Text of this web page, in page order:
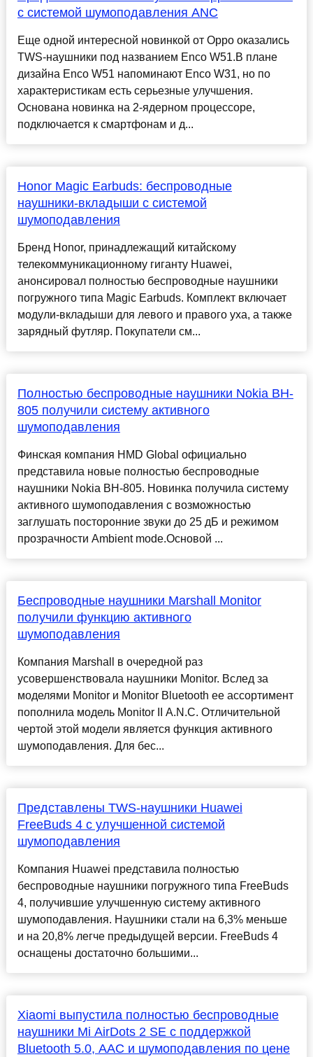
с системой шумоподавления ANC
Еще одной интересной новинкой от Oppo оказались
TWS-наушники под названием Enco W51.В плане
дизайна Enco W51 напоминают Enco W31, но по
характеристикам есть серьезные улучшения.
Основана новинка на 2-ядерном процессоре,
подключается к смартфонам и д...
Honor Magic Earbuds: беспроводные
наушники-вкладыши с системой
шумоподавления
Бренд Honor, принадлежащий китайскому
телекоммуникационному гиганту Huawei,
анонсировал полностью беспроводные наушники
погружного типа Magic Earbuds. Комплект включает
модули-вкладыши для левого и правого уха, а также
зарядный футляр. Покупатели см...
Полностью беспроводные наушники Nokia BH-
805 получили систему активного
шумоподавления
Финская компания HMD Global официально
представила новые полностью беспроводные
наушники Nokia BH-805. Новинка получила систему
активного шумоподавления с возможностью
заглушать посторонние звуки до 25 дБ и режимом
прозрачности Ambient mode.Основой ...
Беспроводные наушники Marshall Monitor
получили функцию активного
шумоподавления
Компания Marshall в очередной раз
усовершенствовала наушники Monitor. Вслед за
моделями Monitor и Monitor Bluetooth ее ассортимент
пополнила модель Monitor II A.N.C. Отличительной
чертой этой модели является функция активного
шумоподавления. Для бес...
Представлены TWS-наушники Huawei
FreeBuds 4 с улучшенной системой
шумоподавления
Компания Huawei представила полностью
беспроводные наушники погружного типа FreeBuds
4, получившие улучшенную систему активного
шумоподавления. Наушники стали на 6,3% меньше
и на 20,8% легче предыдущей версии. FreeBuds 4
оснащены достаточно большими...
Xiaomi выпустила полностью беспроводные
наушники Mi AirDots 2 SE с поддержкой
Bluetooth 5.0, AAC и шумоподавления по цене